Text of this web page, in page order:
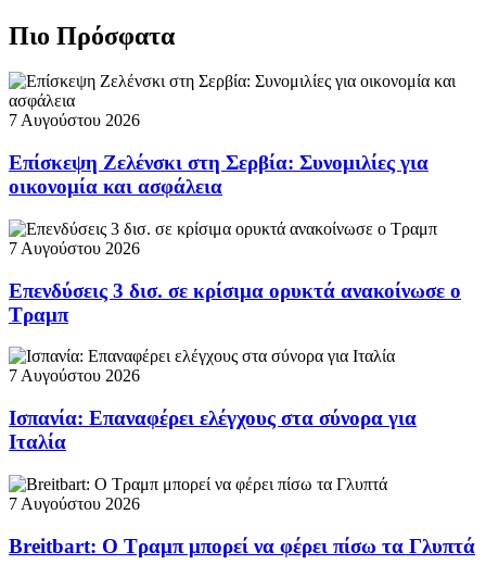
Πιο Πρόσφατα
7 Αυγούστου 2026
Επίσκεψη Ζελένσκι στη Σερβία: Συνομιλίες για
οικονομία και ασφάλεια
7 Αυγούστου 2026
Επενδύσεις 3 δισ. σε κρίσιμα ορυκτά ανακοίνωσε ο
Τραμπ
7 Αυγούστου 2026
Ισπανία: Επαναφέρει ελέγχους στα σύνορα για
Ιταλία
7 Αυγούστου 2026
Breitbart: Ο Τραμπ μπορεί να φέρει πίσω τα Γλυπτά